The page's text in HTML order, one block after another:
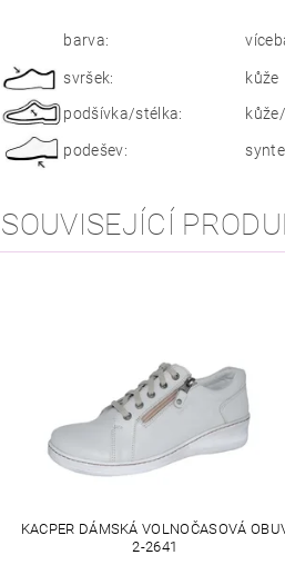
barva:
svršek:
kůže
podšívka/stélka:
podešev:
SOUVISEJÍCÍ
KACPER DÁMSKÁ VOLNOČASOVÁ
2-2641